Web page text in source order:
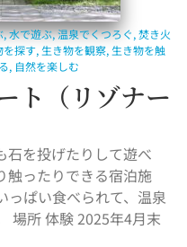
,水で遊ぶ,温泉でくつろぐ,焚き火
を探す,生き物を観察,生き物を触
, 自然を楽しむ
ト（リゾナー
石を投げたりして遊べ
触ったりできる宿泊施
っぱい食べられて、温泉
場所 体験 2025年4月末